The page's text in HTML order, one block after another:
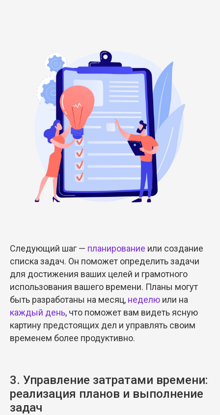
Следующий шаг — планирование или создание
списка задач. Он поможет определить задачи
для достижения ваших целей и грамотного
использования вашего времени. Планы могут
быть разработаны на месяц, неделю или на
каждый день, что поможет вам видеть ясную
картину предстоящих дел и управлять своим
временем более продуктивно.
3. Управление затратами времени:
реализация планов и выполнение
задач